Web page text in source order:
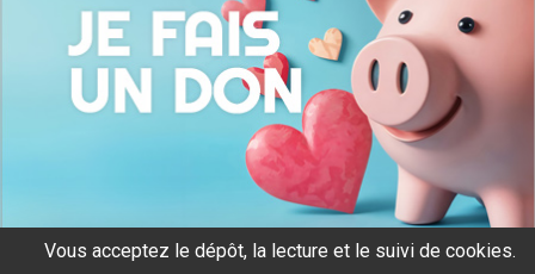
Vous acceptez le dépôt, la lecture et le suivi de cookies.